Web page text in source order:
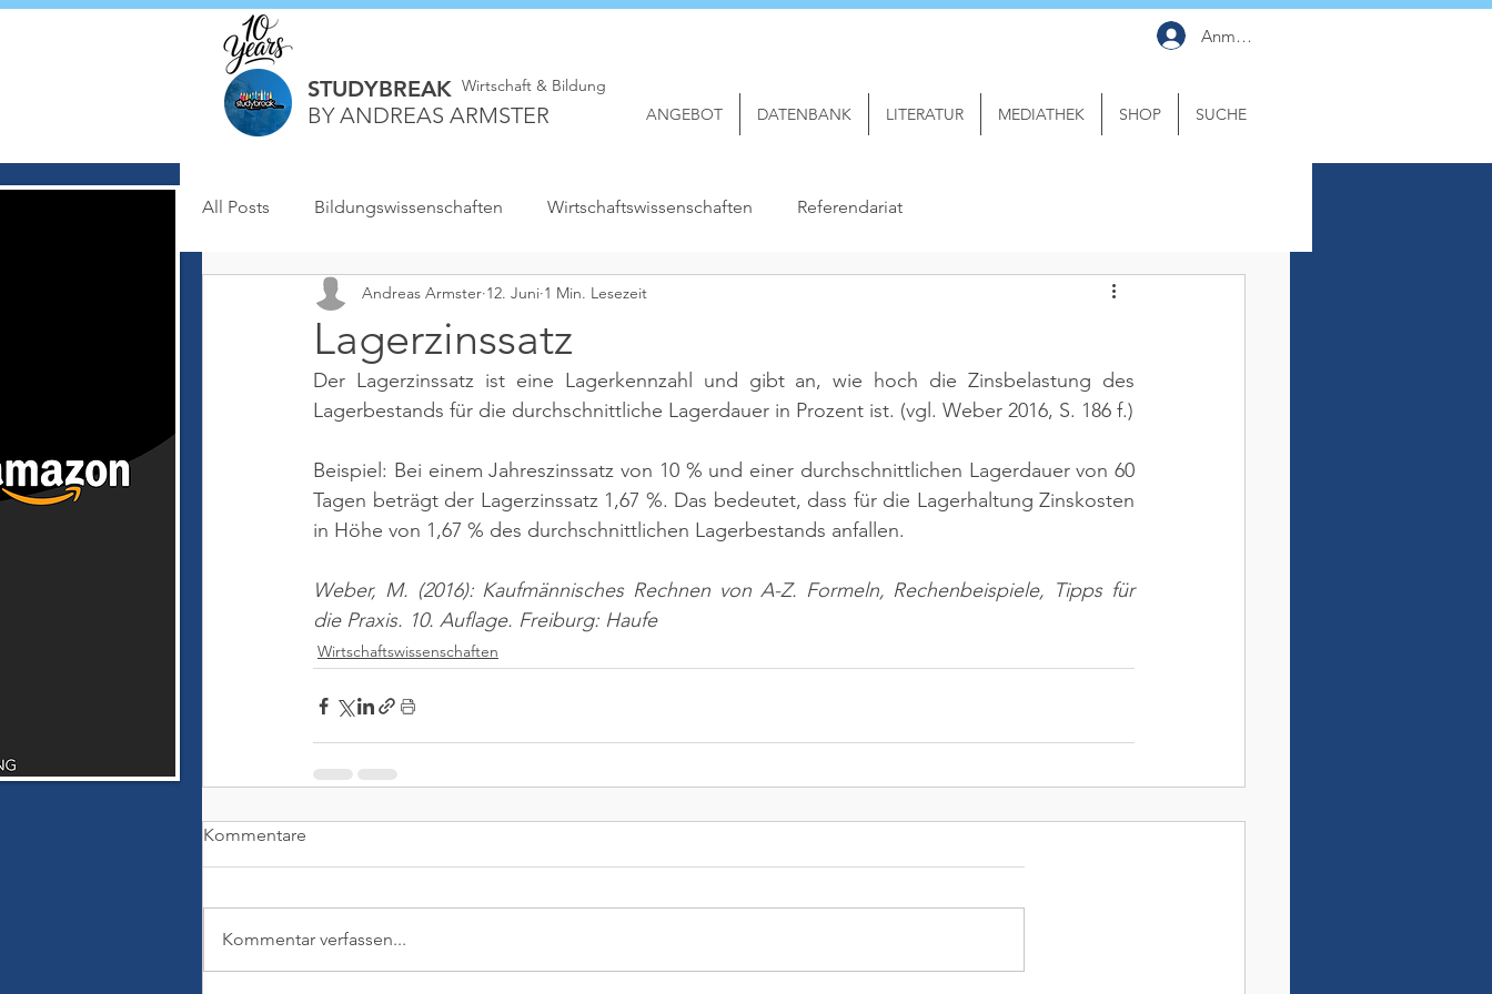
STUDYBREAK
BY ANDREAS ARMSTER
Wirtschaft & Bildung
Anmelden
ANGEBOT DATENBANK LITERATUR MEDIATHEK SHOP SUCHE
All Posts Bildungswissenschaften Wirtschaftswissenschaften Referendariat
Lagerzinssatz
Andreas Armster 12. Juni 1 Min. Lesezeit
Der Lagerzinssatz ist eine Lagerkennzahl und gibt an, wie hoch die Zinsbelastung des
Lagerbestands für die durchschnittliche Lagerdauer in Prozent ist. (vgl. Weber 2016, S. 186 f.)
Beispiel: Bei einem Jahreszinssatz von 10 % und einer durchschnittlichen Lagerdauer von 60
Tagen beträgt der Lagerzinssatz 1,67 %. Das bedeutet, dass für die Lagerhaltung Zinskosten
in Höhe von 1,67 % des durchschnittlichen Lagerbestands anfallen.
Weber, M. (2016): Kaufmännisches Rechnen von A-Z. Formeln, Rechenbeispiele, Tipps für
die Praxis. 10. Auflage. Freiburg: Haufe
Wirtschaftswissenschaften
Kommentare
Kommentar verfassen...